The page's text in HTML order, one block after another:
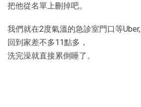
把他從名單上刪掉吧。
我們就在2度氣溫的急診室門口等Uber,
回到家差不多11點多，
洗完澡就直接累倒睡了。